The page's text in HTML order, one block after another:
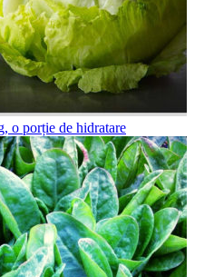
o porție de hidratare